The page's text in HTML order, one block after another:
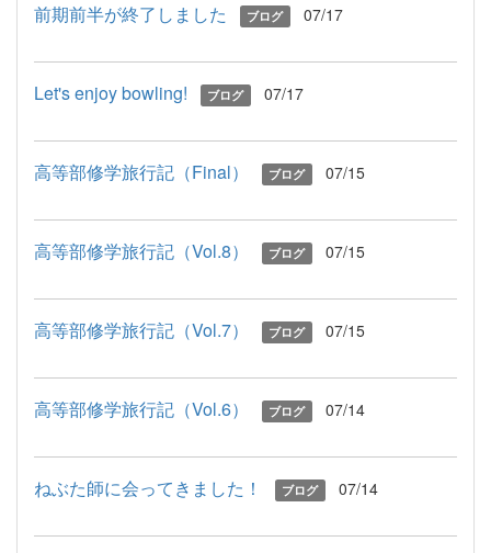
前期前半が終了しました ブログ 07/17
Let's enjoy bowling! ブログ 07/17
高等部修学旅行記（Final） ブログ 07/15
高等部修学旅行記（Vol.8） ブログ 07/15
高等部修学旅行記（Vol.7） ブログ 07/15
高等部修学旅行記（Vol.6） ブログ 07/14
ねぶた師に会ってきました！ ブログ 07/14